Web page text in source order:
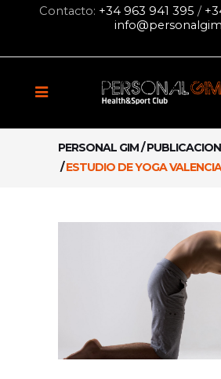
Contacto: +34 963 941 395 /
PERSONAL GIM/
/ESTUDIO DE YOGA VALENCIA